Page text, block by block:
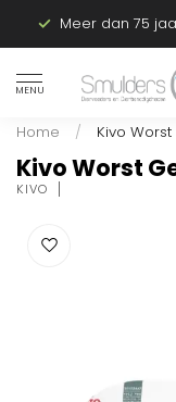
Meer dan 75
MENU
Home / Kivo
Kivo Worst
KIVO